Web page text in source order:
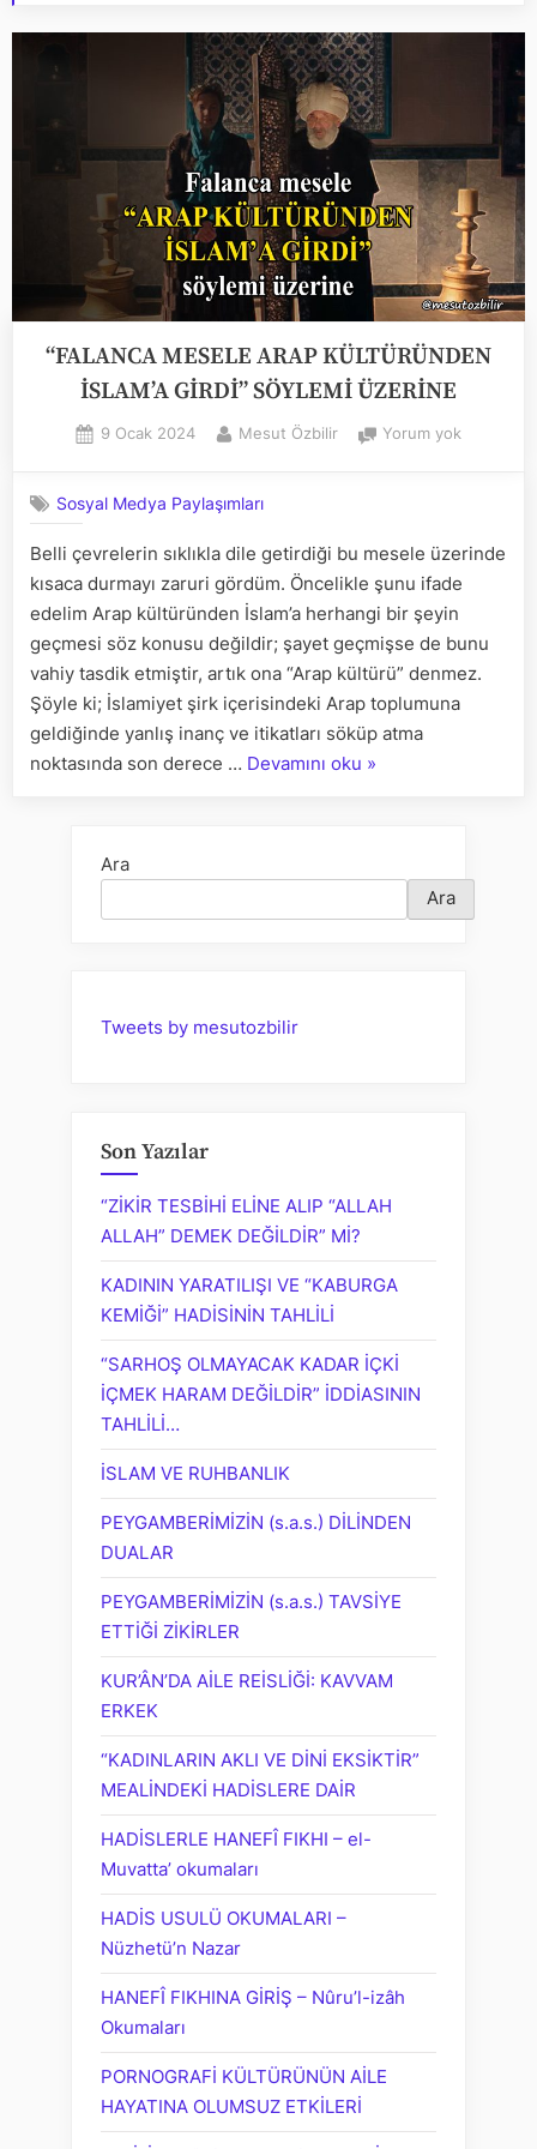
“FALANCA MESELE ARAP KÜLTÜRÜNDEN
İSLAM’A GİRDİ” SÖYLEMİ ÜZERİNE
Posted
9 Ocak 2024 By
Mesut Özbilir Yorum yok
GİRDİ”
SÖYLEMİ
Sosyal Medya Paylaşımları
Belli çevrelerin sıklıkla dile getirdiği bu mesele üzerinde
kısaca durmayı zaruri gördüm. Öncelikle şunu ifade
edelim Arap kültüründen İslam’a herhangi bir şeyin
geçmesi söz konusu değildir; şayet geçmişse de bunu
vahiy tasdik etmiştir, artık ona “Arap kültürü” denmez.
Şöyle ki; İslamiyet şirk içerisindeki Arap toplumuna
geldiğinde yanlış inanç ve itikatları söküp atma
noktasında son derece … Devamını oku ““FALANCA
İSLAM’A
GİRDİ”
»
Ara
Ara
Tweets by mesutozbilir
Son Yazılar
“ZİKİR TESBİHİ ELİNE ALIP “ALLAH
ALLAH” DEMEK DEĞİLDİR” Mİ?
KADININ YARATILIŞI VE “KABURGA
KEMİĞİ” HADİSİNİN TAHLİLİ
“SARHOŞ OLMAYACAK KADAR İÇKİ
İÇMEK HARAM DEĞİLDİR” İDDİASININ
TAHLİLİ…
İSLAM VE RUHBANLIK
PEYGAMBERİMİZİN (s.a.s.) DİLİNDEN
DUALAR
PEYGAMBERİMİZİN (s.a.s.) TAVSİYE
ETTİĞİ ZİKİRLER
KUR’ÂN’DA AİLE REİSLİĞİ: KAVVAM
ERKEK
“KADINLARIN AKLI VE DİNİ EKSİKTİR”
MEALİNDEKİ HADİSLERE DAİR
HADİSLERLE HANEFÎ FIKHI – el-
Muvatta’ okumaları
HADİS USULÜ OKUMALARI –
Nüzhetü’n Nazar
HANEFÎ FIKHINA GİRİŞ – Nûru’l-izâh
Okumaları
PORNOGRAFİ KÜLTÜRÜNÜN AİLE
HAYATINA OLUMSUZ ETKİLERİ